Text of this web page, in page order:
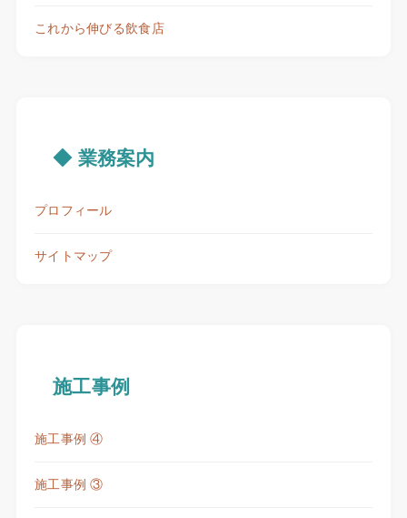
これから伸びる飲食店
◆ 業務案内
プロフィール
サイトマップ
施工事例
施工事例 ④
施工事例 ③